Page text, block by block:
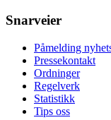
Snarveier
Påmelding
Pressekontakt
Ordninger
Regelverk
Statistikk
Tips oss